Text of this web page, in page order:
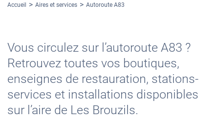
Accueil Aires et services Autoroute A83
Vous circulez sur l’autoroute A83 ?
Retrouvez toutes vos boutiques,
enseignes de restauration, stations-
services et installations disponibles
sur l’aire de Les Brouzils.